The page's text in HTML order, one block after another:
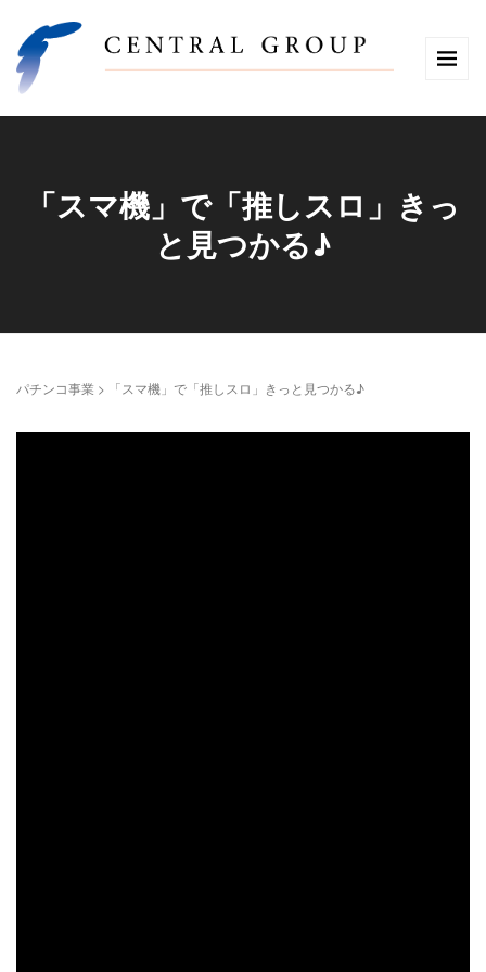
「スマ機」で「推しスロ」きっ
と見つかる♪
パチンコ事業 > 「スマ機」で「推しスロ」きっと見つかる♪